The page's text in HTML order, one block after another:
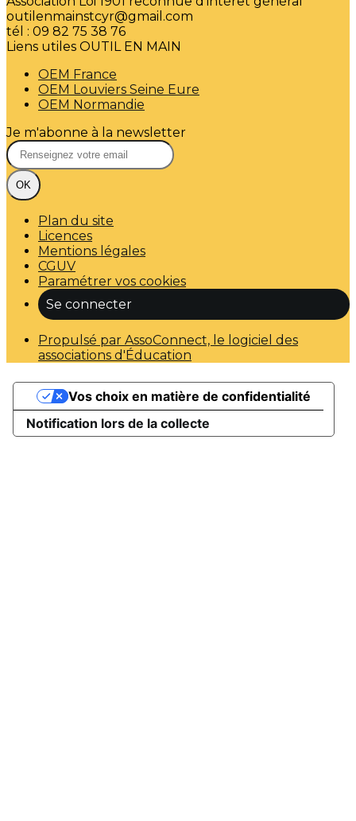
outilenmainstcyr@gmail.com
tél : 09 82 75 38 76
Liens utiles OUTIL EN MAIN
OEM France
OEM Louviers Seine Eure
OEM Normandie
Je m'abonne à la newsletter
OK
Plan du site
Licences
Mentions légales
CGUV
Paramétrer vos cookies
Se connecter
Propulsé par AssoConnect, le logiciel des
associations d'Éducation
Notification lors de la collecte
Vos choix en matière de confidentialité